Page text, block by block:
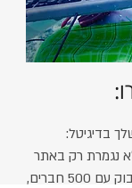
בדיגיטל:
נגמרת רק באתר
אינטרנט יפה או דף פייסבוק עם 500 חברים,